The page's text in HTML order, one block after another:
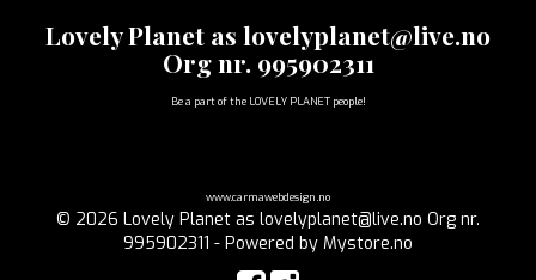
Lovely Planet as lovelyplanet@live.no
Org nr. 995902311
Be a part of the LOVELY PLANET people!
www.carmawebdesign.no
© 2026 Lovely Planet as lovelyplanet@live.no Org nr.
995902311 - Powered by Mystore.no